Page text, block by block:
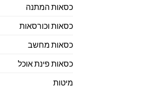
כסאות המתנה
כסאות וכורסאות
כסאות מחשב
כסאות פינת אוכל
מיטות